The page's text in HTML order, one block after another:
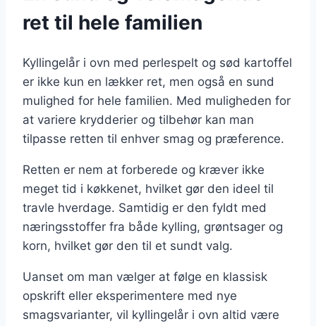
ret til hele familien
Kyllingelår i ovn med perlespelt og sød kartoffel
er ikke kun en lækker ret, men også en sund
mulighed for hele familien. Med muligheden for
at variere krydderier og tilbehør kan man
tilpasse retten til enhver smag og præference.
Retten er nem at forberede og kræver ikke
meget tid i køkkenet, hvilket gør den ideel til
travle hverdage. Samtidig er den fyldt med
næringsstoffer fra både kylling, grøntsager og
korn, hvilket gør den til et sundt valg.
Uanset om man vælger at følge en klassisk
opskrift eller eksperimentere med nye
smagsvarianter, vil kyllingelår i ovn altid være